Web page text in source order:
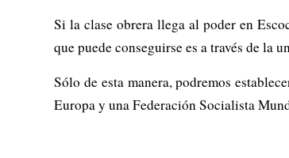
Si la clase obrera llega al poder en
que puede conseguirse es a través de la
Sólo de esta manera, podremos
Europa y una Federación Socialista